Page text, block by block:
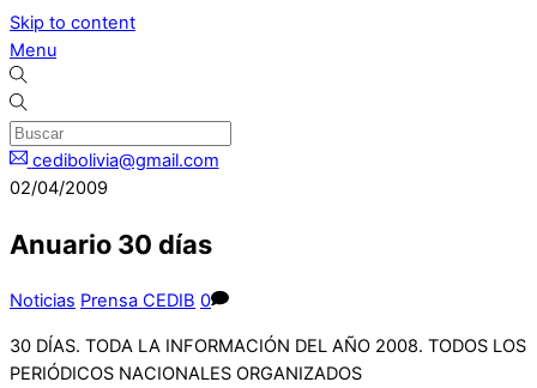
Skip to content
Menu
cedibolivia@gmail.com
02/04/2009
Anuario 30 días
Noticias Prensa CEDIB 0
30 DÍAS. TODA LA INFORMACIÓN DEL AÑO 2008. TODOS LOS
PERIÓDICOS NACIONALES ORGANIZADOS